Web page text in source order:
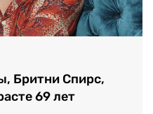
Бритни Спирс,
69 лет